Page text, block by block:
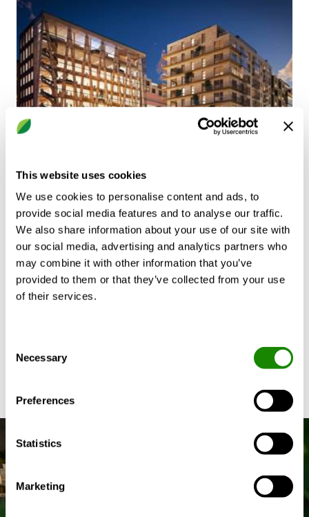
This website uses cookies
We use cookies to personalise content and ads, to
provide social media features and to analyse our traffic.
We also share information about your use of our site with
our social media, advertising and analytics partners who
may combine it with other information that you’ve
provided to them or that they’ve collected from your use
of their services.
Selection
Necessary
Preferences
Statistics
Marketing
Minimierung des CO2-Fußabdrucks
Brf Gourmet, Stockholm, Schweden
„Hier geht es nicht nur um Wohngebäude,
sondern darum, ein Stadtviertel für die Zukunft
zu schaffen“